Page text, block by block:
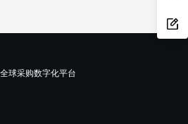
球采购数字化平台